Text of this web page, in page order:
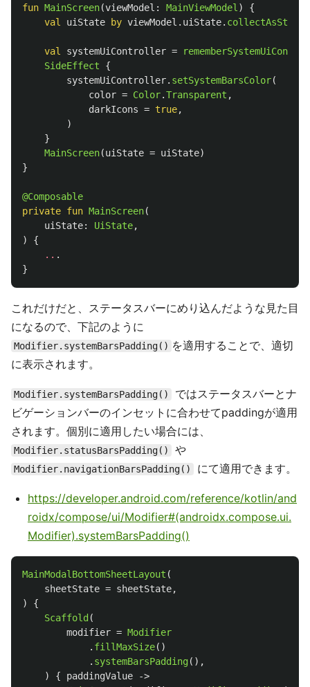
fun MainScreen(viewModel : MainViewModel )
{
val
uiState by viewModel . uiState.
val systemUiController =
SideEffect
{
systemUiController. setSystemBarsColor(
color = Color.Transparent ,
darkIcons = true,
)
}
MainScreen(uiState = uiState)
}
@Composable
private fun MainScreen(
uiState: UiState,
)
{
.. .
}
これだけだと、ステータスバーにめり込んだような見た目
になるので、下記のように
Modifier.systemBarsPadding() を適用することで、適切
に表示されます。
Modifier.systemBarsPadding()
ではステータスバーとナ
ビゲーションバーのインセットに合わせてpaddingが適用
されます。個別に適用したい場合には、
Modifier.statusBarsPadding() や
Modifier.navigationBarsPadding() にて適用できます。
https://developer.android.com/reference/kotlin/and
roidx/compose/ui/Modifier#(androidx.compose.ui.
Modifier).systemBarsPadding()
MainModalBottomSheetLayout (
sheetState = sheetState,
)
{
Scaffold (
modifier = Modifier
. fillMaxSize()
. systemBarsPadding(),
)
{ paddingValue
->